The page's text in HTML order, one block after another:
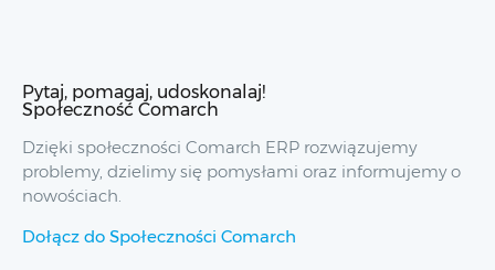
Pytaj, pomagaj, udoskonalaj!
Społeczność Comarch
Dzięki społeczności Comarch ERP rozwiązujemy
problemy, dzielimy się pomysłami oraz informujemy o
nowościach.
Dołącz do Społeczności Comarch